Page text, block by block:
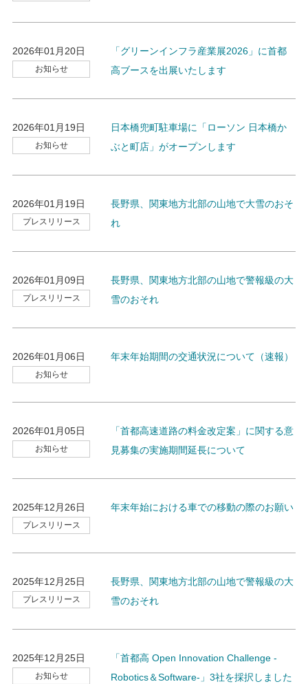
2026年01月20日
お知らせ
「グリーンインフラ産業展2026」に首都
高ブースを出展いたします
2026年01月19日
お知らせ
日本橋兜町駐車場に「ローソン 日本橋か
ぶと町店」がオープンします
2026年01月19日
プレスリリース
長野県、関東地方北部の山地で大雪のおそ
れ
2026年01月09日
プレスリリース
長野県、関東地方北部の山地で警報級の大
雪のおそれ
2026年01月06日
お知らせ
年末年始期間の交通状況について（速報）
2026年01月05日
お知らせ
「首都高速道路の料金改定案」に関する意
見募集の実施期間延長について
2025年12月26日
プレスリリース
年末年始における車での移動の際のお願い
2025年12月25日
プレスリリース
長野県、関東地方北部の山地で警報級の大
雪のおそれ
2025年12月25日
お知らせ
「首都高 Open Innovation Challenge -
Robotics＆Software-」3社を採択しました